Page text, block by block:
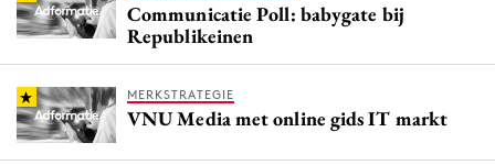
Communicatie Poll: babygate bij
Republikeinen
MERKSTRATEGIE
VNU Media met online gids IT markt